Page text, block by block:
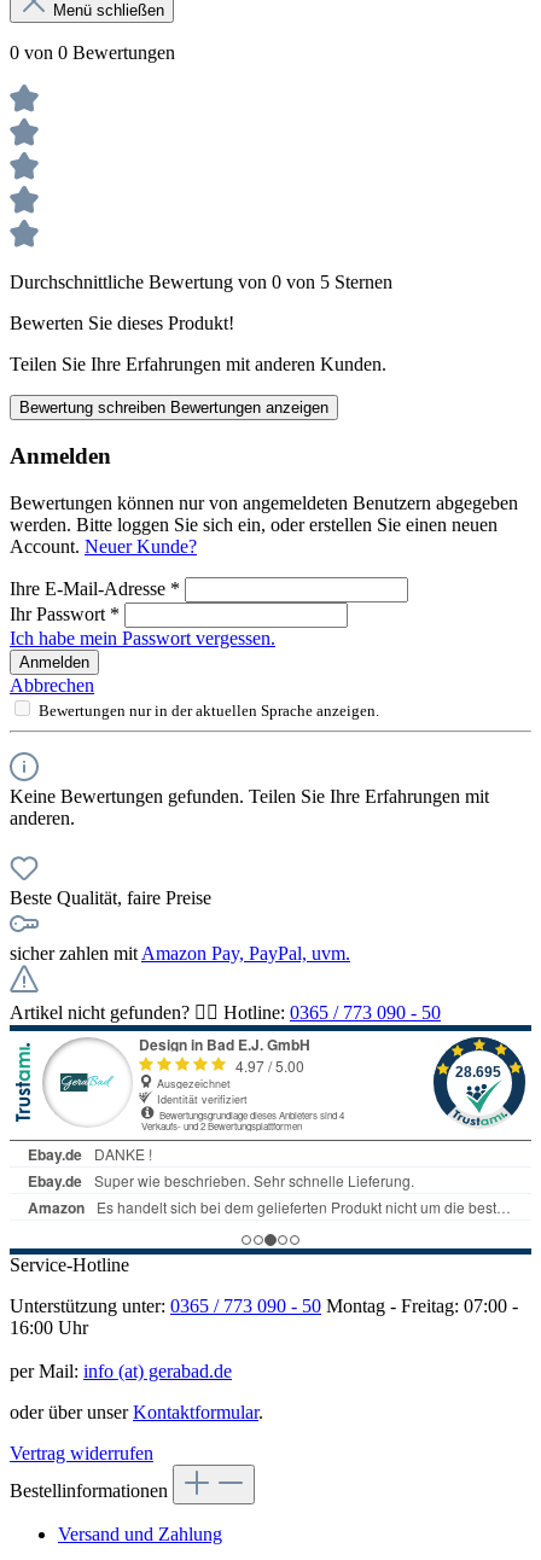
Menü schließen
0 von 0 Bewertungen
Durchschnittliche Bewertung von 0 von 5 Sternen
Bewerten Sie dieses Produkt!
Teilen Sie Ihre Erfahrungen mit anderen Kunden.
Bewertung schreiben Bewertungen anzeigen
Anmelden
Bewertungen können nur von angemeldeten Benutzern abgegeben
werden. Bitte loggen Sie sich ein, oder erstellen Sie einen neuen
Account. Neuer Kunde?
Ihre E-Mail-Adresse *
Ihr Passwort *
Ich habe mein Passwort vergessen.
Anmelden
Abbrechen
Bewertungen nur in der aktuellen Sprache anzeigen.
Keine Bewertungen gefunden. Teilen Sie Ihre Erfahrungen mit
anderen.
Beste Qualität, faire Preise
sicher zahlen mit Amazon Pay, PayPal, uvm.
Artikel nicht gefunden? 👉🏻 Hotline: 0365 / 773 090 - 50
Service-Hotline
Unterstützung unter: 0365 / 773 090 - 50 Montag - Freitag: 07:00 -
16:00 Uhr
per Mail: info (at) gerabad.de
oder über unserKontaktformular.
Vertrag widerrufen
Bestellinformationen
Versand und Zahlung